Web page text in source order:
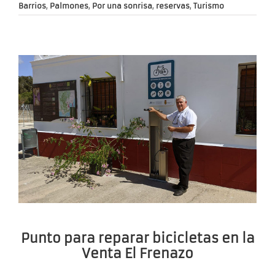
Barrios, Palmones, Por una sonrisa, reservas, Turismo
Punto para reparar bicicletas en la
Venta El Frenazo